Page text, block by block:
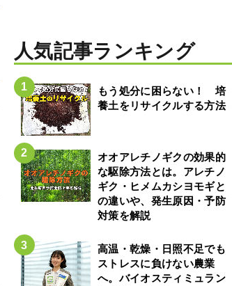
人気記事ランキング
もう処分に困らない！ 培
養土をリサイクルする方法
オオアレチノギクの効果的
な駆除方法とは。アレチノ
ギク・ヒメムカシヨモギと
の違いや、発生原因・予防
対策を解説
高温・乾燥・日照不足でも
ストレスに負けない農業
へ。バイオスティミュラン